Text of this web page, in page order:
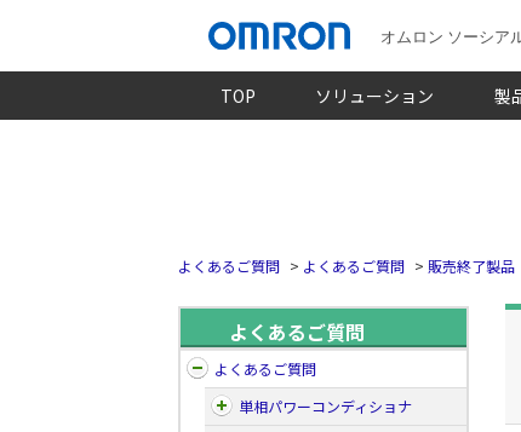
オムロン ソーシア
TOP ソリューション 製
よくあるご質問 > よくあるご質問 > 販売終了製品
よくあるご質問
よくあるご質問
単相パワーコンディショナ